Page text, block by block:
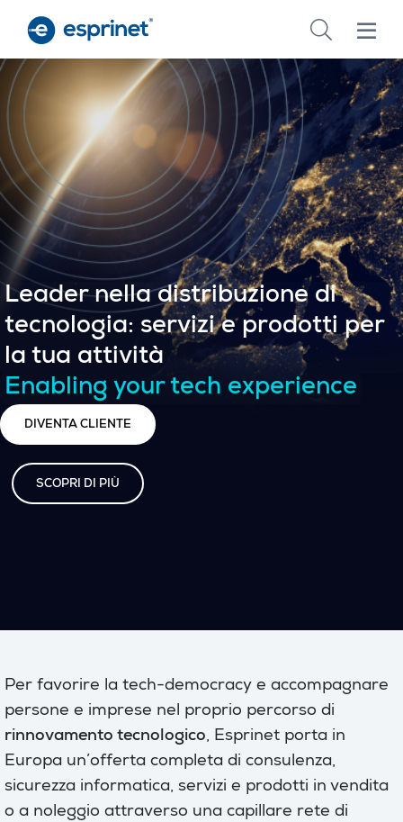
main
content
Leader nella distribuzione di
tecnologia: servizi e prodotti per
la tua attività
Enabling your tech experience
DIVENTA CLIENTE
SCOPRI DI PIÙ
Per favorire la tech-democracy e accompagnare
persone e imprese nel proprio percorso di
rinnovamento tecnologico, Esprinet porta in
Europa un’offerta completa di consulenza,
sicurezza informatica, servizi e prodotti in vendita
o a noleggio attraverso una capillare rete di